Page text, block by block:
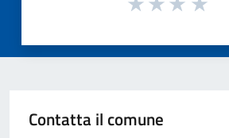
Contatta il comune